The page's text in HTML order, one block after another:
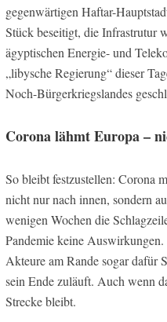
gegenwärtigen Haftar-
Stück beseitigt, die Infrastrutur
ägyptischen Energie- und
„libysche Regierung“ dieser
Noch-Bürgerkriegslandes
Corona lähmt Europa –
So bleibt festzustellen: Corona
nicht nur nach innen, sondern
wenigen Wochen die
Pandemie keine
Akteure am Rande sogar dafür
sein Ende zuläuft. Auch wenn
Strecke bleibt.